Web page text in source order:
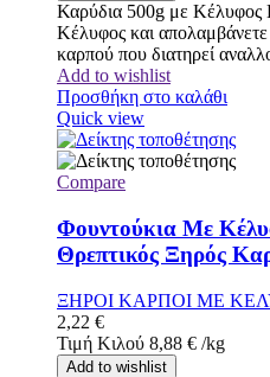
Καρύδια 500g με Κέλυφος
Κέλυφος και
καρπού που διατηρεί
Add to wishlist
Προσθήκη στο καλάθι
Quick view
Compare
Φουντούκια Με
Θρεπτικός Ξηρός
ΞΗΡΟΙ ΚΑΡΠΟΙ ΜΕ
2,22 €
Τιμή Κιλού 8,88 € /kg
Add to wishlist